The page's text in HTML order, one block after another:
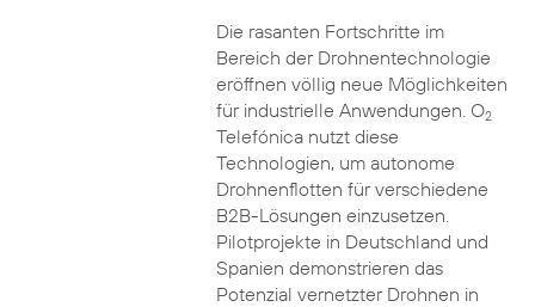
Die rasanten Fortschritte im
Bereich der Drohnentechnologie
eröffnen völlig neue Möglichkeiten
für industrielle Anwendungen. O2
Telefónica nutzt diese
Technologien, um autonome
Drohnenflotten für verschiedene
B2B-Lösungen einzusetzen.
Pilotprojekte in Deutschland und
Spanien demonstrieren das
Potenzial vernetzter Drohnen in